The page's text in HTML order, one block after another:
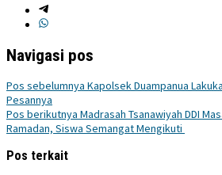
Navigasi pos
Pos sebelumnya Kapolsek Duampanua
Pesannya
Pos berikutnya Madrasah Tsanawiyah DDI
Ramadan, Siswa Semangat Mengikuti
Pos terkait